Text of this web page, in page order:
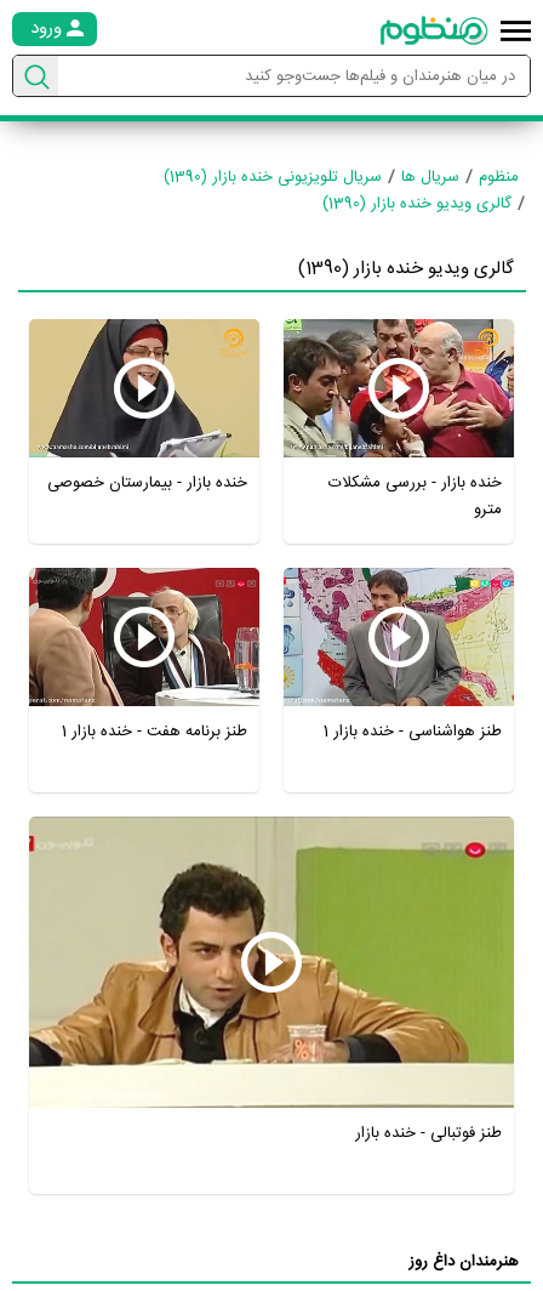
ورود
منظوم سریال ها
سریال تلویزیونی خنده بازار (1390)
گالری ویدیو خنده بازار (1390)
گالری ویدیو خنده بازار (1390)
خنده بازار - بررسی مشکلات
مترو
خنده بازار - بیمارستان خصوصی
طنز هواشناسی - خنده بازار 1 طنز برنامه هفت - خنده بازار 1
طنز فوتبالی - خنده بازار
هنرمندان داغ روز